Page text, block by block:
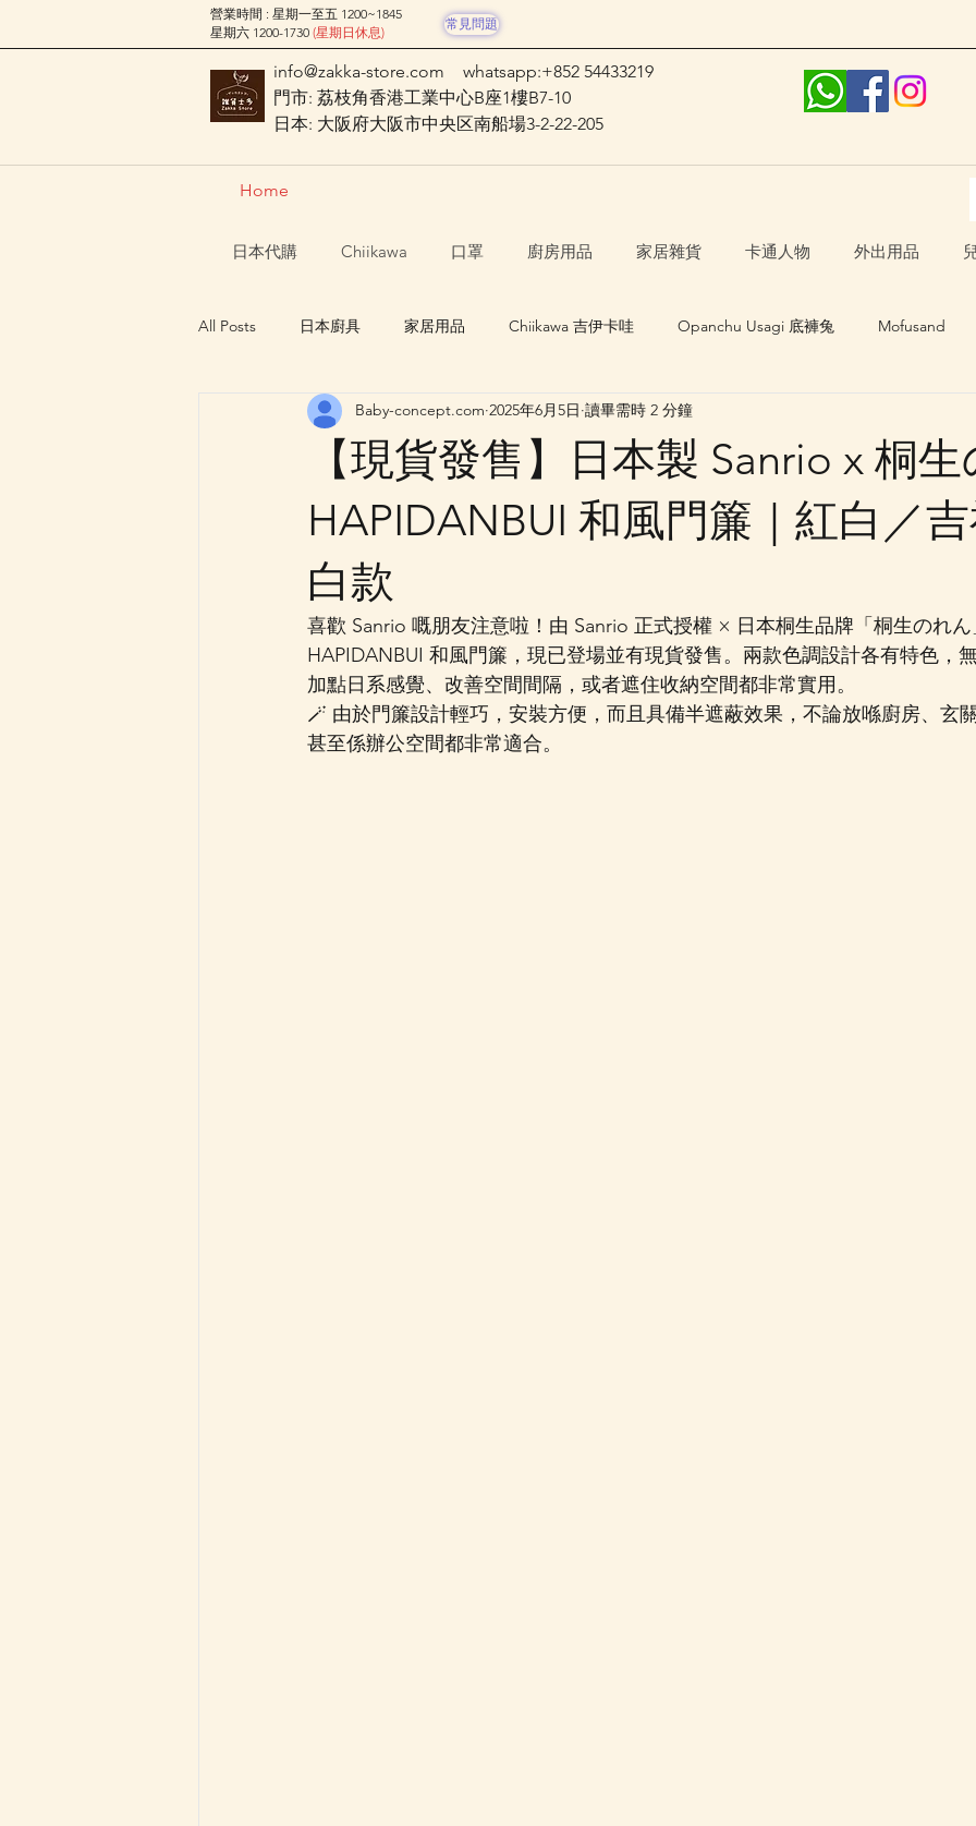
營業時間 : 星期一至五 1200~1845
星期六 1200-1730 (星期日休息)
常見問題
info@zakka-store.com
whatsapp:+852 54433219
門市: 荔枝角香港工業中心B座1樓B7-10
日本: 大阪府大阪市中央区南船場3-2-22-205
Home
日本代購 Chiikawa 口罩 廚房用品 家居雜貨 卡通人物 外出用品
All Posts 日本廚具 家居用品 Chiikawa 吉伊卡哇 Opanchu Usagi 底褲兔 Mofusand
Nagano Characters 長野角色 日本口罩 其他卡通人物
【現貨發售】日本製 Sanrio x 桐
HAPIDANBUI 和風門簾｜紅白／
白款
Baby-concept.com 2025年6月5日 讀畢需時 2 分鐘
喜歡 Sanrio 嘅朋友注意啦！由 Sanrio 正式授權 × 日本桐生品牌「桐生のれ
HAPIDANBUI 和風門簾，現已登場並有現貨發售。兩款色調設計各有特色，
加點日系感覺、改善空間間隔，或者遮住收納空間都非常實用。
🪄 由於門簾設計輕巧，安裝方便，而且具備半遮蔽效果，不論放喺廚房、玄
甚至係辦公空間都非常適合。